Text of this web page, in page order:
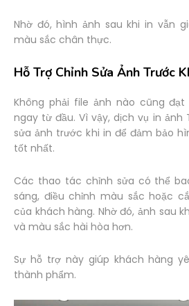
Nhờ đó, hình ảnh sau khi in vẫn
màu sắc chân thực.
Hỗ Trợ Chỉnh Sửa Ảnh Trước
Không phải file ảnh nào cũng
ngay từ đầu. Vì vậy, dịch vụ in ảnh
sửa ảnh trước khi in để đảm bảo
tốt nhất.
Các thao tác chỉnh sửa có thể
sáng, điều chỉnh màu sắc hoặc
của khách hàng. Nhờ đó, ảnh sau
và màu sắc hài hòa hơn.
Sự hỗ trợ này giúp khách hàng
thành phẩm.